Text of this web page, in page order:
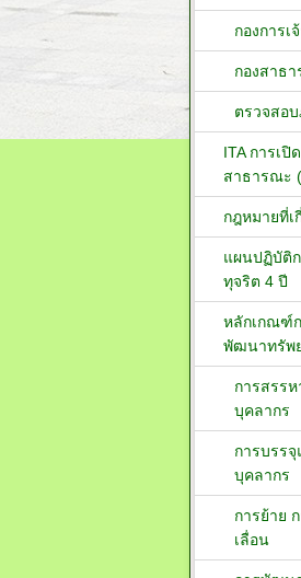
กองการเ
กองสาธ
ตรวจสอ
ITA การเปิ
สาธารณะ
กฎหมายที่เ
แผนปฏิบัติ
ทุจริต 4 ปี
หลักเกณฑ์
พัฒนาทรัพ
การสรร
บุคลากร
การบรร
บุคลากร
การย้าย
เลื่อน